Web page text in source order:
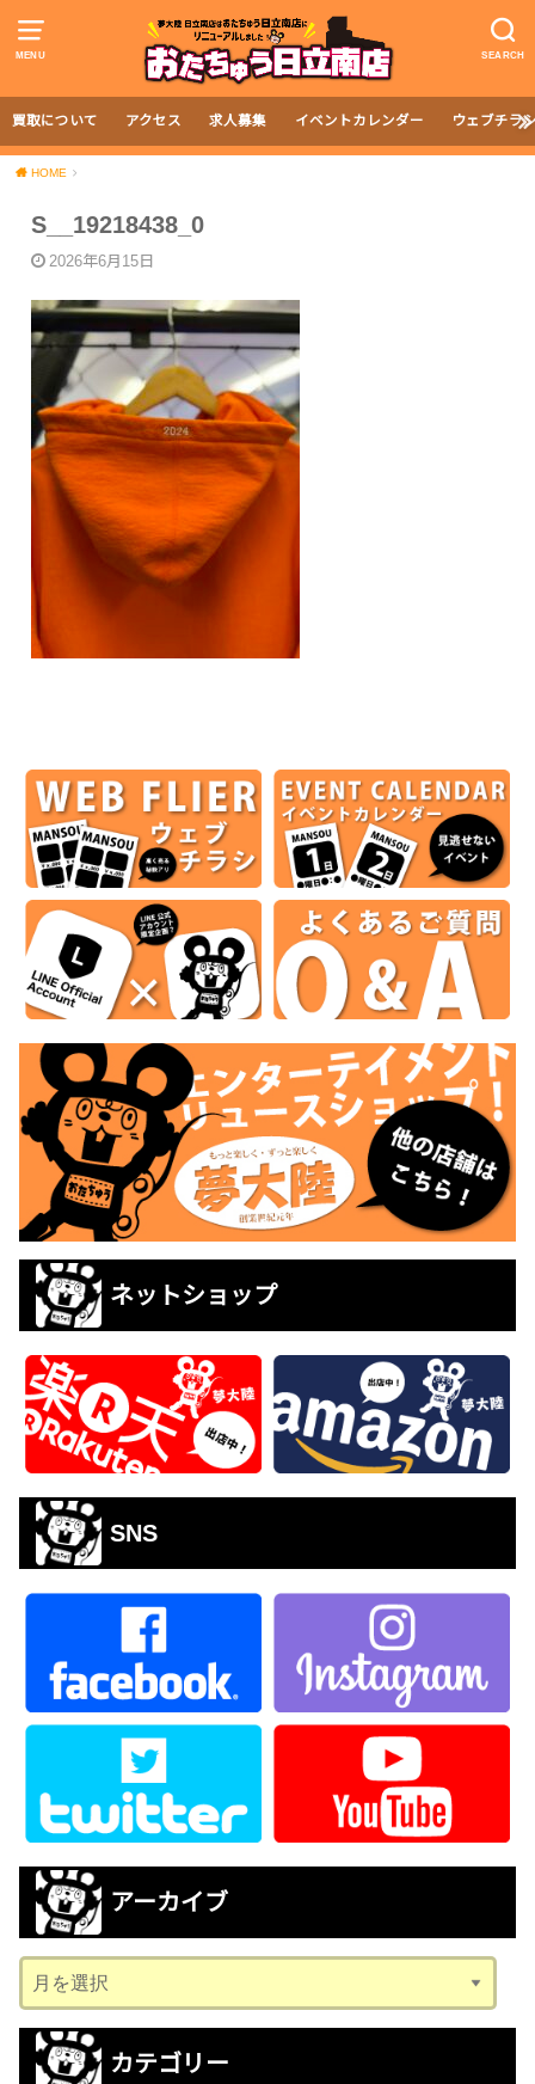
MENU SEARCH
買取について アクセス 求人募集 イベントカレンダー ウェブチラ
HOME
S__19218438_0
2026年6月15日
ネットショップ
SNS
アーカイブ
ー
カ
カテゴリー